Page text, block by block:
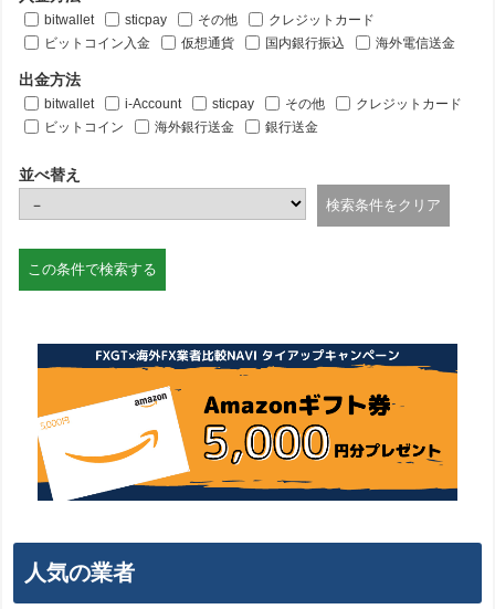
bitwallet sticpay その他
クレジットカード
ビットコイン入金
仮想通貨 国内銀行振込 海外電信送金
出金方法
bitwallet i-Account sticpay その他
クレジットカード
ビットコイン
海外銀行送金 銀行送金
並べ替え
人気の業者